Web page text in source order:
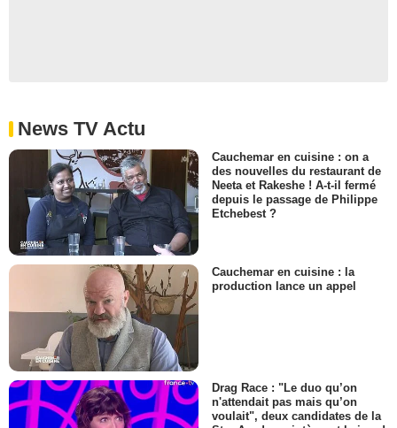
News TV Actu
Cauchemar en cuisine : on a
des nouvelles du restaurant de
Neeta et Rakeshe ! A-t-il fermé
depuis le passage de Philippe
Etchebest ?
Cauchemar en cuisine : la
production lance un appel
Drag Race : "Le duo qu’on
n'attendait pas mais qu’on
voulait", deux candidates de la